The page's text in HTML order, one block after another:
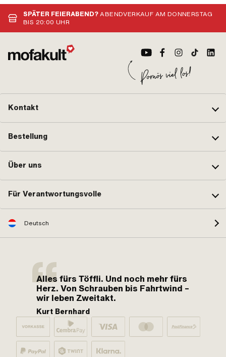
SPÄTER FEIERABEND?ABENDVERKAUF AM DONNERSTAG
BIS 20:00 UHR
Kontakt
Bestellung
Über uns
Für Verantwortungsvolle
Deutsch
Alles fürs Töffli. Und noch mehr fürs
Herz. Von Schrauben bis Fahrtwind –
wir leben Zweitakt.
Kurt Bernhard